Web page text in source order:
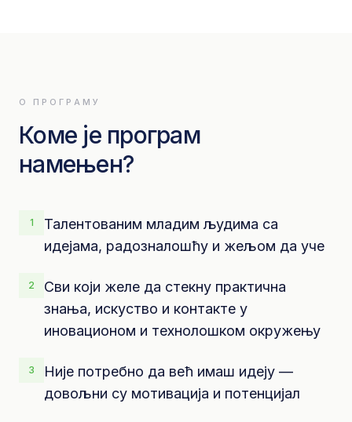
О ПРОГРАМУ
Коме је програм
намењен?
1
Талентованим младим људима са
идејама, радозналошћу и жељом да уче
2
Сви који желе да стекну практична
знања, искуство и контакте у
иновационом и технолошком окружењу
3
Није потребно да већ имаш идеју —
довољни су мотивација и потенцијал